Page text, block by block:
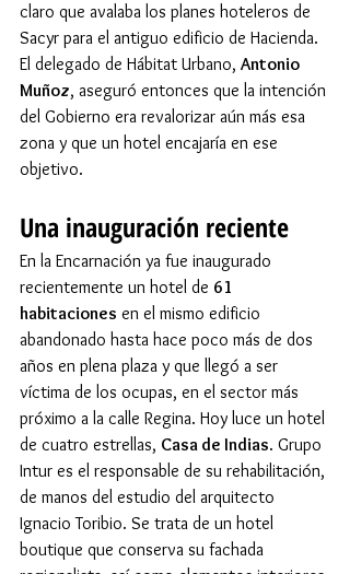
claro que avalaba los planes hoteleros de
Sacyr para el antiguo edificio de Hacienda.
El delegado de Hábitat Urbano, Antonio
Muñoz, aseguró entonces que la intención
del Gobierno era revalorizar aún más esa
zona y que un hotel encajaría en ese
objetivo.
Una inauguración reciente
En la Encarnación ya fue inaugurado
recientemente un hotel de 61
habitaciones en el mismo edificio
abandonado hasta hace poco más de dos
años en plena plaza y que llegó a ser
víctima de los ocupas, en el sector más
próximo a la calle Regina. Hoy luce un hotel
de cuatro estrellas, Casa de Indias. Grupo
Intur es el responsable de su rehabilitación,
de manos del estudio del arquitecto
Ignacio Toribio. Se trata de un hotel
boutique que conserva su fachada